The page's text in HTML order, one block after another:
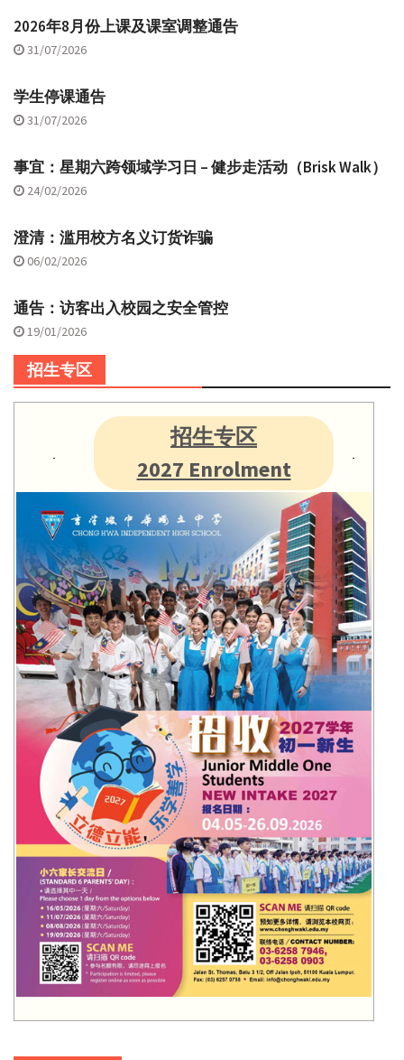
2026年8月份上课及课室调整通告
31/07/2026
学生停课通告
31/07/2026
事宜：星期六跨领域学习日 – 健步走活动（Brisk Walk）
24/02/2026
澄清：滥用校方名义订货诈骗
06/02/2026
通告：访客出入校园之安全管控
19/01/2026
招生专区
招生专区
2027 Enrolment